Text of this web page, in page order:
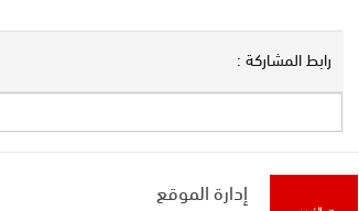
رابط المشاركة :
إدارة الموقع